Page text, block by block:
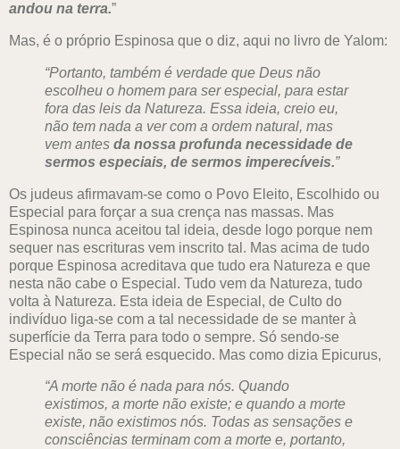
andou na terra.”
Mas, é o próprio Espinosa que o diz, aqui no livro de Yalom:
“Portanto, também é verdade que Deus não
escolheu o homem para ser especial, para estar
fora das leis da Natureza. Essa ideia, creio eu,
não tem nada a ver com a ordem natural, mas
vem antes da nossa profunda necessidade de
sermos especiais, de sermos imperecíveis.”
Os judeus afirmavam-se como o Povo Eleito, Escolhido ou
Especial para forçar a sua crença nas massas. Mas
Espinosa nunca aceitou tal ideia, desde logo porque nem
sequer nas escrituras vem inscrito tal. Mas acima de tudo
porque Espinosa acreditava que tudo era Natureza e que
nesta não cabe o Especial. Tudo vem da Natureza, tudo
volta à Natureza. Esta ideia de Especial, de Culto do
indivíduo liga-se com a tal necessidade de se manter à
superfície da Terra para todo o sempre. Só sendo-se
Especial não se será esquecido. Mas como dizia Epicurus,
“A morte não é nada para nós. Quando
existimos, a morte não existe; e quando a morte
existe, não existimos nós. Todas as sensações e
consciências terminam com a morte e, portanto,